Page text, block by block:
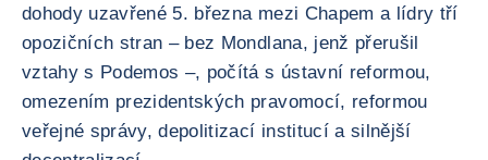
dohody uzavřené 5. března mezi Chapem a lídry tří
opozičních stran – bez Mondlana, jenž přerušil
vztahy s Podemos –, počítá s ústavní reformou,
omezením prezidentských pravomocí, reformou
veřejné správy, depolitizací institucí a silnější